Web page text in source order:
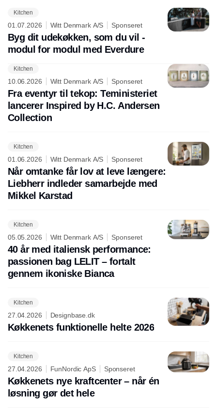
Kitchen
01.07.2026 Witt Denmark A/S Sponseret
Byg dit udekøkken, som du vil -
modul for modul med Everdure
Kitchen
10.06.2026 Witt Denmark A/S Sponseret
Fra eventyr til tekop: Teministeriet
lancerer Inspired by H.C. Andersen
Collection
Kitchen
01.06.2026 Witt Denmark A/S Sponseret
Når omtanke får lov at leve længere:
Liebherr indleder samarbejde med
Mikkel Karstad
Kitchen
05.05.2026 Witt Denmark A/S Sponseret
40 år med italiensk performance:
passionen bag LELIT – fortalt
gennem ikoniske Bianca
Kitchen
27.04.2026 Designbase.dk
Køkkenets funktionelle helte 2026
Kitchen
27.04.2026 FunNordic ApS Sponseret
Køkkenets nye kraftcenter – når én
løsning gør det hele